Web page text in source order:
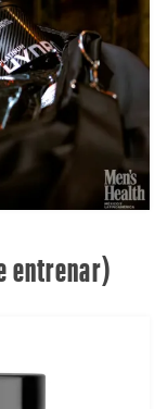
entrenar)